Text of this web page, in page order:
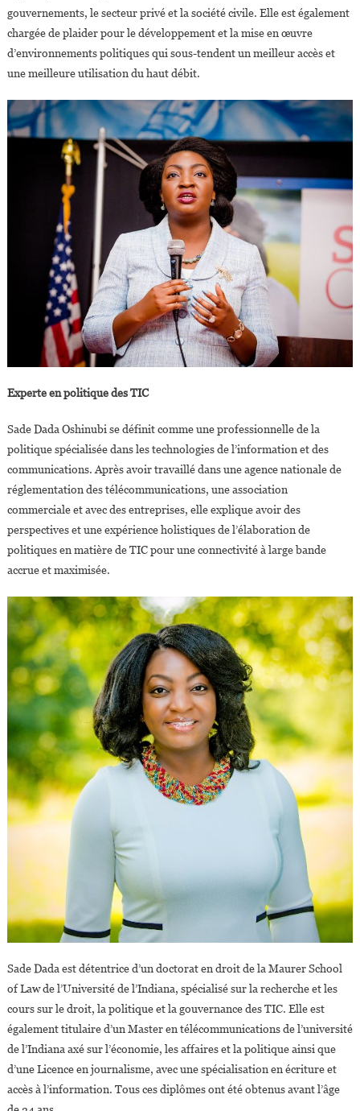
Facebook
gouvernements, le secteur privé et la société civile. Elle est également
chargée de plaider pour le développement et la mise en œuvre
d’environnements politiques qui sous-tendent un meilleur accès et
une meilleure utilisation du haut débit.
Experte en politique des TIC
Sade Dada Oshinubi se définit comme une professionnelle de la
politique spécialisée dans les technologies de l’information et des
communications. Après avoir travaillé dans une agence nationale de
réglementation des télécommunications, une association
commerciale et avec des entreprises, elle explique avoir des
perspectives et une expérience holistiques de l’élaboration de
politiques en matière de TIC pour une connectivité à large bande
accrue et maximisée.
Sade Dada est détentrice d’un doctorat en droit de la Maurer School
of Law de l’Université de l’Indiana, spécialisé sur la recherche et les
cours sur le droit, la politique et la gouvernance des TIC. Elle est
également titulaire d’un Master en télécommunications de l’université
de l’Indiana axé sur l’économie, les affaires et la politique ainsi que
d’une Licence en journalisme, avec une spécialisation en écriture et
accès à l’information. Tous ces diplômes ont été obtenus avant l’âge